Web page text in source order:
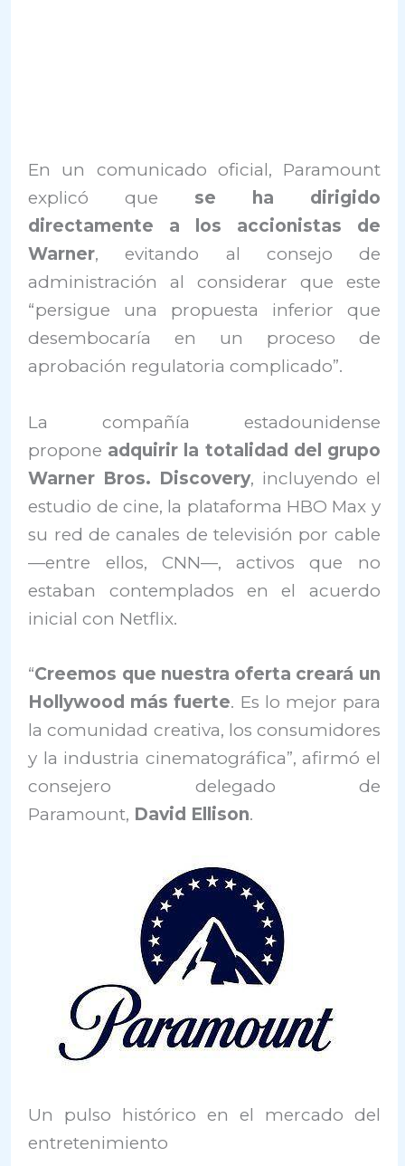
En un comunicado oficial, Paramount
explicó que se ha dirigido
directamente a los accionistas de
Warner, evitando al consejo de
administración al considerar que este
“persigue una propuesta inferior que
desembocaría en un proceso de
aprobación regulatoria complicado”.
La compañía estadounidense
propone adquirir la totalidad del grupo
Warner Bros. Discovery, incluyendo el
estudio de cine, la plataforma HBO Max y
su red de canales de televisión por cable
—entre ellos, CNN—, activos que no
estaban contemplados en el acuerdo
inicial con Netflix.
“Creemos que nuestra oferta creará un
Hollywood más fuerte. Es lo mejor para
la comunidad creativa, los consumidores
y la industria cinematográfica”, afirmó el
consejero delegado de
Paramount, David Ellison.
Un pulso histórico en el mercado del
entretenimiento